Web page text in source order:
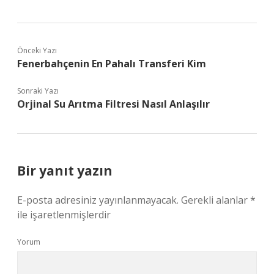
Önceki Yazı
Fenerbahçenin En Pahalı Transferi Kim
Sonraki Yazı
Orjinal Su Arıtma Filtresi Nasıl Anlaşılır
Bir yanıt yazın
E-posta adresiniz yayınlanmayacak. Gerekli alanlar*
ile işaretlenmişlerdir
Yorum